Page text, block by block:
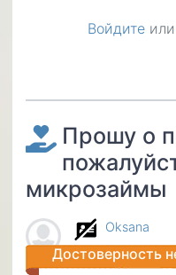
Войдите или
Прошу о
микрозаймы
Oksana
Достоверность